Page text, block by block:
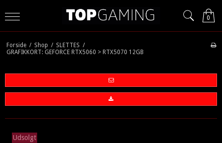
0
Forside / Shop / SLETTES /
GRAFIKKORT: GEFORCE RTX5060 > RTX5070 12GB
Udsolgt